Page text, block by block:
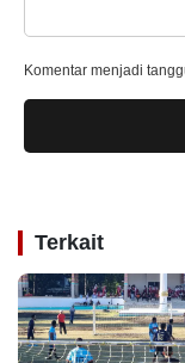
Komentar menjadi
Terkait